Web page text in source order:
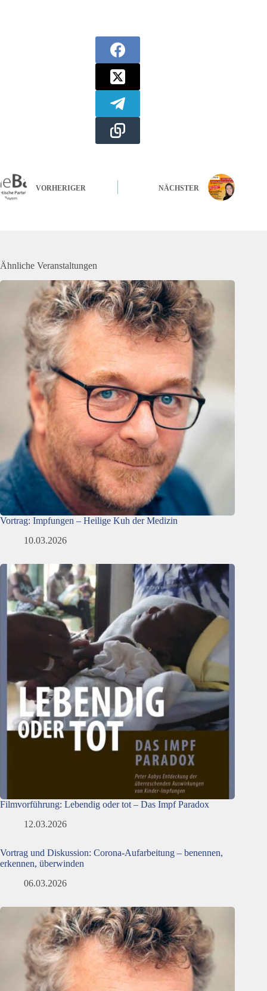
VORHERIGER NÄCHSTER
Ähnliche Veranstaltungen
Vortrag: Impfungen – Heilige Kuh der Medizin
10.03.2026
Filmvorführung: Lebendig oder tot – Das Impf Paradox
12.03.2026
Vortrag und Diskussion: Corona-Aufarbeitung – benennen,
erkennen, überwinden
06.03.2026